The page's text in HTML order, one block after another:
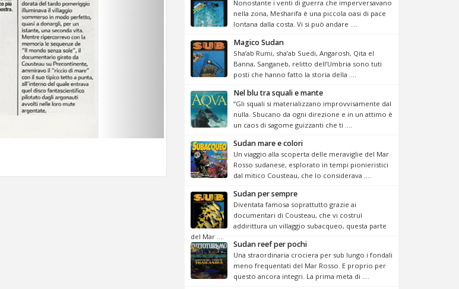
Nonostante i venti di guerra che imperversavano
nella zona, Mesharifa è una piccola oasi di pace
lontana dalla costa. Vi si può andare ....
Magico Sudan
Sha’ab Rumi, sha’ab Suedi, Angarosh, Qita el
Banna, Sanganeb, relitto dell’Umbria sono tuti
posti che hanno fatto la storia della ....
Nel blu tra squali e mante
“Gli squali si materializzano improvvisamente dal
nulla. Sbucano da ogni direzione e in un attimo è
un caos di sagome guizzanti che ti ....
Sudan mare e colori
Un viaggio alla scoperta delle meraviglie del Mar
Rosso sudanese, esplorato in tempi pionieristici
dal mitico Cousteau, che lo considerava ....
Sudan per sempre
Diventata famosa soprattutto grazie ai
documentari di Cousteau, che vi costruì
addirittura un villaggio subacqueo, questa parte
del Mar ....
Sudan reef per pochi
Una straordinaria crociera per sub lungo i fondali
meno frequentati del Mar Rosso. E proprio per
questo ancora integri. La prima meta di ....